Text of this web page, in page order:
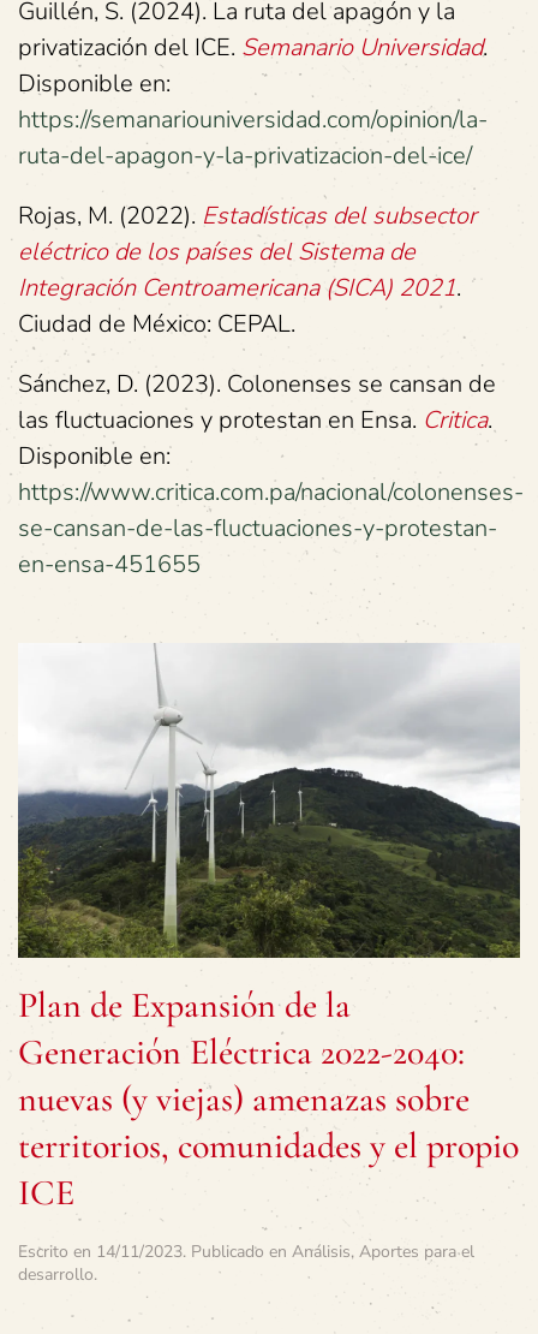
Guillén, S. (2024). La ruta del apagón y la
privatización del ICE. Semanario Universidad.
Disponible en:
https://semanariouniversidad.com/opinion/la-
ruta-del-apagon-y-la-privatizacion-del-ice/
Rojas, M. (2022). Estadísticas del subsector
eléctrico de los países del Sistema de
Integración Centroamericana (SICA) 2021.
Ciudad de México: CEPAL.
Sánchez, D. (2023). Colonenses se cansan de
las fluctuaciones y protestan en Ensa. Critica.
Disponible en:
https://www.critica.com.pa/nacional/colonenses-
se-cansan-de-las-fluctuaciones-y-protestan-
en-ensa-451655
Plan de Expansión de la
Generación Eléctrica 2022-2040:
nuevas (y viejas) amenazas sobre
territorios, comunidades y el propio
ICE
Escrito en 14/11/2023. Publicado en Análisis, Aportes para el
desarrollo.